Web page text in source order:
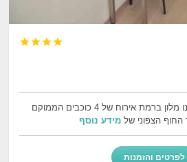




בית המלון טל בתל אביב הינו מלון ברמת אירוח של 4 כוכבים הממוקם
החוף הצפוני שלמידע נוסף
לפרטים והזמנות